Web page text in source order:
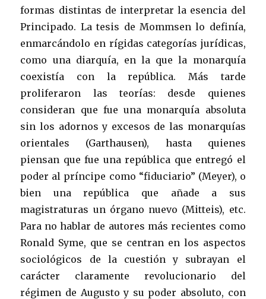
formas distintas de interpretar la esencia del
Principado. La tesis de Mommsen lo definía,
enmarcándolo en rígidas categorías jurídicas,
como una diarquía, en la que la monarquía
coexistía con la república. Más tarde
proliferaron las teorías: desde quienes
consideran que fue una monarquía absoluta
sin los adornos y excesos de las monarquías
orientales (Garthausen), hasta quienes
piensan que fue una república que entregó el
poder al príncipe como “fiduciario” (Meyer), o
bien una república que añade a sus
magistraturas un órgano nuevo (Mitteis), etc.
Para no hablar de autores más recientes como
Ronald Syme, que se centran en los aspectos
sociológicos de la cuestión y subrayan el
carácter claramente revolucionario del
régimen de Augusto y su poder absoluto, con